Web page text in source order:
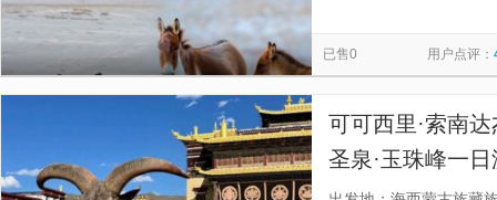
已售0 用户点评：
可可西里·索南
圣泉·玉珠峰一
人小团，纯玩无